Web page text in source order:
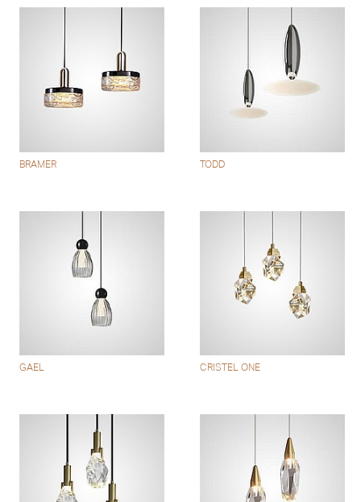
BRAMER TODD
GAEL CRISTEL ONE